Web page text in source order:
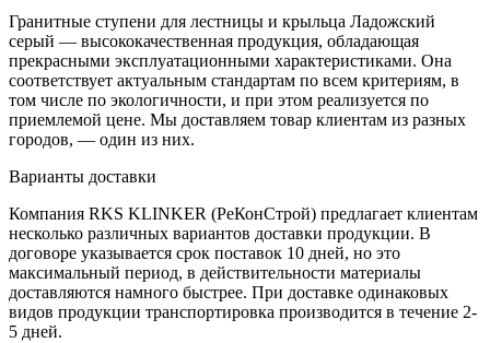
Гранитные ступени для лестницы и крыльца Ладожский
серый — высококачественная продукция, обладающая
прекрасными эксплуатационными характеристиками. Она
соответствует актуальным стандартам по всем критериям, в
том числе по экологичности, и при этом реализуется по
приемлемой цене. Мы доставляем товар клиентам из разных
городов, — один из них.
Варианты доставки
Компания RKS KLINKER (РеКонСтрой) предлагает клиентам
несколько различных вариантов доставки продукции. В
договоре указывается срок поставок 10 дней, но это
максимальный период, в действительности материалы
доставляются намного быстрее. При доставке одинаковых
видов продукции транспортировка производится в течение 2-
5 дней.